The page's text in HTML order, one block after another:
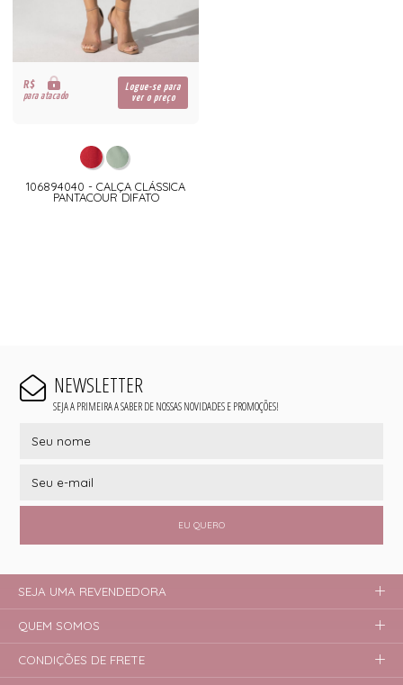
R$
para atacado
Logue-se para
ver o preço
106894040 - CALÇA CLÁSSICA
PANTACOUR DIFATO
NEWSLETTER
SEJA A PRIMEIRA A SABER DE NOSSAS NOVIDADES E PROMOÇÕES!
EU QUERO
SEJA UMA REVENDEDORA
QUEM SOMOS
CONDIÇÕES DE FRETE